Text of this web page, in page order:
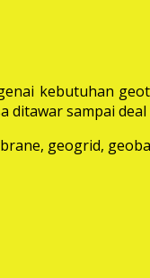
kebutuhan
sampai
geogrid,